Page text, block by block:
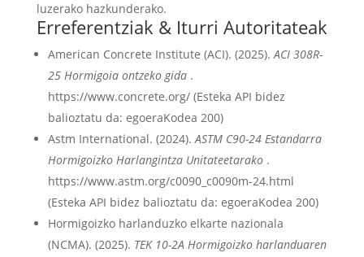
luzerako hazkunderako.
Erreferentziak & Iturri Autoritateak
American Concrete Institute (ACI). (2025).ACI 308R-
25 Hormigoia ontzeko gida .
https://www.concrete.org/ (Esteka API bidez
balioztatu da: egoeraKodea 200)
Astm International. (2024).ASTM C90-24 Estandarra
Hormigoizko Harlangintza Unitateetarako .
https://www.astm.org/c0090_c0090m-24.html
(Esteka API bidez balioztatu da: egoeraKodea 200)
Hormigoizko harlanduzko elkarte nazionala
(NCMA). (2025). TEK 10-2A Hormigoizko harlanduaren